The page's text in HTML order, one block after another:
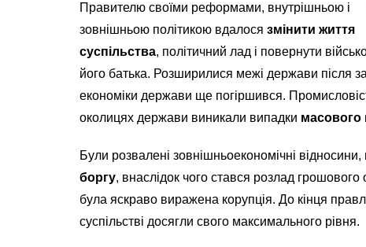
Правителю своїми реформами, внутрішньою і
зовнішньою політикою вдалося змінити життя
суспільства, політичний лад і повернути
його батька. Розширилися межі держави після
економіки держави ще погіршився.
околицях держави виникали випадки масового
Були розвалені зовнішньоекономічні
боргу, внаслідок чого стався розлад грошового
була яскраво виражена корупція. До кінця
суспільстві досягли свого максимального рівня.